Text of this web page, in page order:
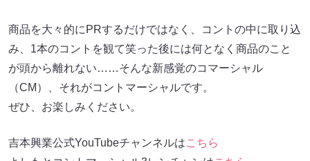
商品を大々的にPRするだけではなく、コントの中に取り込
み、1本のコントを観て笑った後には何となく商品のこと
が頭から離れない……そんな新感覚のコマーシャル
（CM）、それがコントマーシャルです。
ぜひ、お楽しみください。
吉本興業公式YouTubeチャンネルはこちら